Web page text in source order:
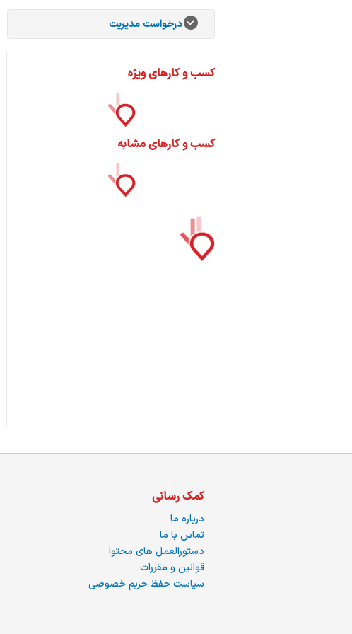
درخواست مدیریت
کسب و کارهای ویژه
کسب و کارهای مشابه
کمک رسانی
درباره ما
تماس با ما
دستورالعمل های محتوا
قوانین و مقررات
سیاست حفظ حریم خصوصی